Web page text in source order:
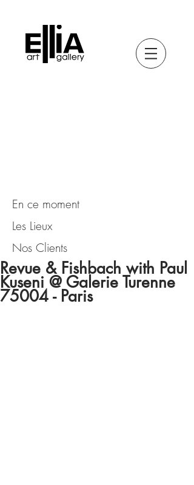
En ce moment
Les Lieux
Nos Clients
Revue & Fishbach with Paul
Kuseni @ Galerie Turenne
75004 - Paris